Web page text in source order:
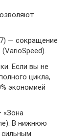
— сокращение
Если вы не
цикла,
экономией
«Зона
В нижнюю
сильным